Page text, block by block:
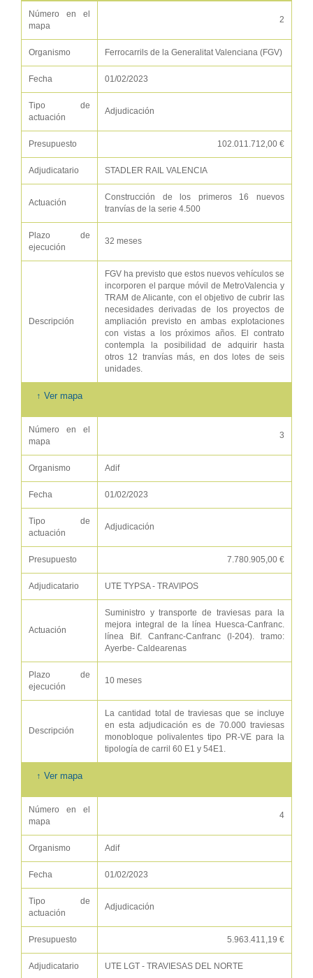
Número en el
mapa
2
Organismo Ferrocarrils de la Generalitat Valenciana (FGV)
Fecha 01/02/2023
Tipo de
actuación
Adjudicación
Presupuesto 102.011.712,00 €
Adjudicatario STADLER RAIL VALENCIA
Actuación
Construcción de los primeros 16 nuevos
tranvías de la serie 4.500
Plazo de
ejecución
32 meses
Descripción
FGV ha previsto que estos nuevos vehículos se
incorporen el parque móvil de MetroValencia y
TRAM de Alicante, con el objetivo de cubrir las
necesidades derivadas de los proyectos de
ampliación previsto en ambas explotaciones
con vistas a los próximos años. El contrato
contempla la posibilidad de adquirir hasta
otros 12 tranvías más, en dos lotes de seis
unidades.
↑ Ver mapa
Número en el
mapa
3
Organismo Adif
Fecha 01/02/2023
Tipo de
actuación
Adjudicación
Presupuesto 7.780.905,00 €
Adjudicatario UTE TYPSA - TRAVIPOS
Actuación
Suministro y transporte de traviesas para la
mejora integral de la línea Huesca-Canfranc.
línea Bif. Canfranc-Canfranc (l-204). tramo:
Ayerbe- Caldearenas
Plazo de
ejecución
10 meses
Descripción
La cantidad total de traviesas que se incluye
en esta adjudicación es de 70.000 traviesas
monobloque polivalentes tipo PR-VE para la
tipología de carril 60 E1 y 54E1.
↑ Ver mapa
Número en el
mapa
4
Organismo Adif
Fecha 01/02/2023
Tipo de
actuación
Adjudicación
Presupuesto 5.963.411,19 €
Adjudicatario UTE LGT - TRAVIESAS DEL NORTE